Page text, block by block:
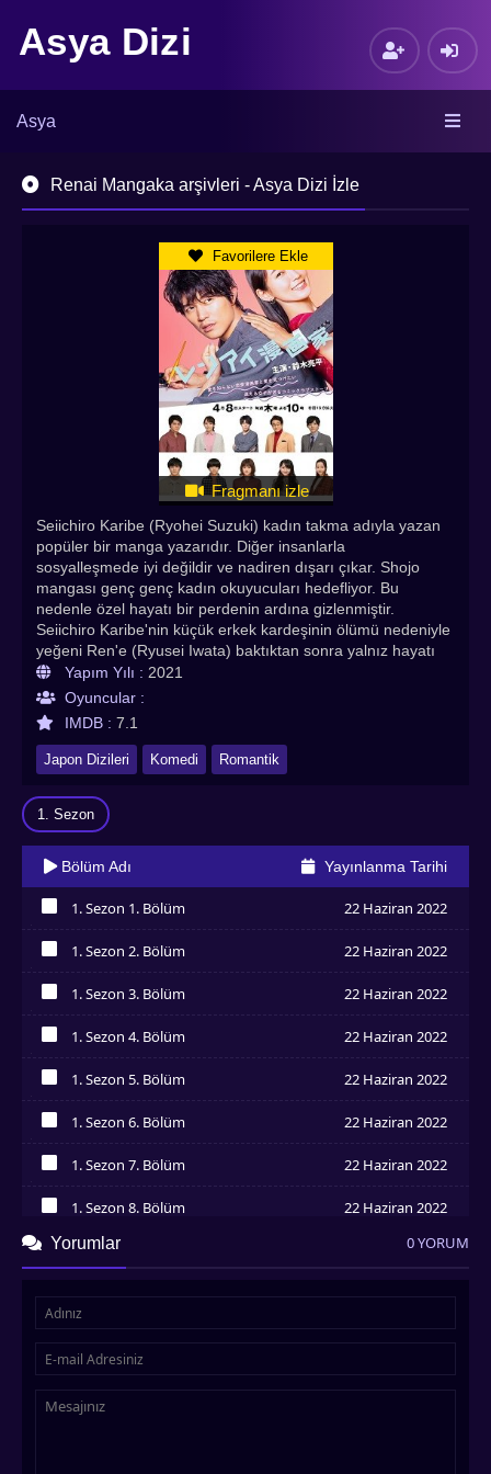
Asya Dizi
Asya
Renai Mangaka arşivleri - Asya Dizi İzle
Favorilere Ekle
Fragmanı izle
Seiichiro Karibe (Ryohei Suzuki) kadın takma adıyla yazan
popüler bir manga yazarıdır. Diğer insanlarla
sosyalleşmede iyi değildir ve nadiren dışarı çıkar. Shojo
mangası genç genç kadın okuyucuları hedefliyor. Bu
nedenle özel hayatı bir perdenin ardına gizlenmiştir.
Seiichiro Karibe'nin küçük erkek kardeşinin ölümü nedeniyle
yeğeni Ren'e (Ryusei Iwata) baktıktan sonra yalnız hayatı
değişir. Bu arada, Aiko Kuon (Riho Yoshioka) 30 yaşlarında
bir kadındır. Bir hayali, işi ya da erkek arkadaşı yok. İlk
aşkının cenazesinde Seiichiro Karibe ile tanışır. O cenaze
Seiichiro Karibe'nin küçük kardeşi için. Seiichiro Karibe, Aiko
Kuon'dan onunla sahte bir romantizmde yer almasını ister,
böylece bunu materyal yazmak için kullanabilir. Renai
Mangaka Türkçe altyazılı izle seçeneğiyle Asyadiziizle
adresinde sizlerle! Herkese iyi seyirler dileriz.
Yapım Yılı : 2021
Oyuncular :
IMDB : 7.1
Japon Dizileri Komedi Romantik
1. Sezon
Bölüm Adı Yayınlanma Tarihi
1. Sezon 1. Bölüm 22 Haziran 2022
1. Sezon 2. Bölüm 22 Haziran 2022
1. Sezon 3. Bölüm 22 Haziran 2022
1. Sezon 4. Bölüm 22 Haziran 2022
1. Sezon 5. Bölüm 22 Haziran 2022
1. Sezon 6. Bölüm 22 Haziran 2022
1. Sezon 7. Bölüm 22 Haziran 2022
İzledim
1. Sezon 8. Bölüm 22 Haziran 2022
1. Sezon 9. Bölüm 22 Haziran 2022
İzledim
İzledim
Yorumlar 0 YORUM